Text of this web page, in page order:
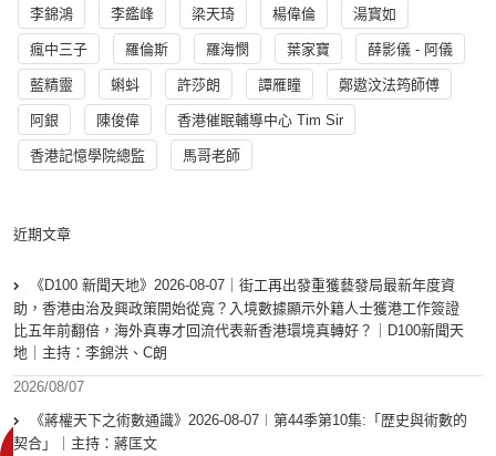
李錦鴻 李鑑峰 梁天琦 楊偉倫 湯寳如
瘋中三子 羅倫斯 羅海憫 葉家寶 薛影儀 - 阿儀
藍精靈 蝌蚪 許莎朗 譚雁瞳 鄭遨汶法筠師傅
阿銀 陳俊偉 香港催眠輔導中心 Tim Sir
香港記憶學院總監 馬哥老師
近期文章
《D100 新聞天地》2026-08-07｜街工再出發重獲藝發局最新年度資
助，香港由治及興政策開始從寬？入境數據顯示外籍人士獲港工作簽證
比五年前翻倍，海外真專才回流代表新香港環境真轉好？｜D100新聞天
地｜主持：李錦洪、C朗
2026/08/07
《蔣權天下之術數通識》2026-08-07︱第44季第10集:「歴史與術數的
契合」｜主持：蔣匡文